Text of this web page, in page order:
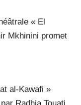
« El
Mkhinini promet
al-Kawafi »
Radhia Touati